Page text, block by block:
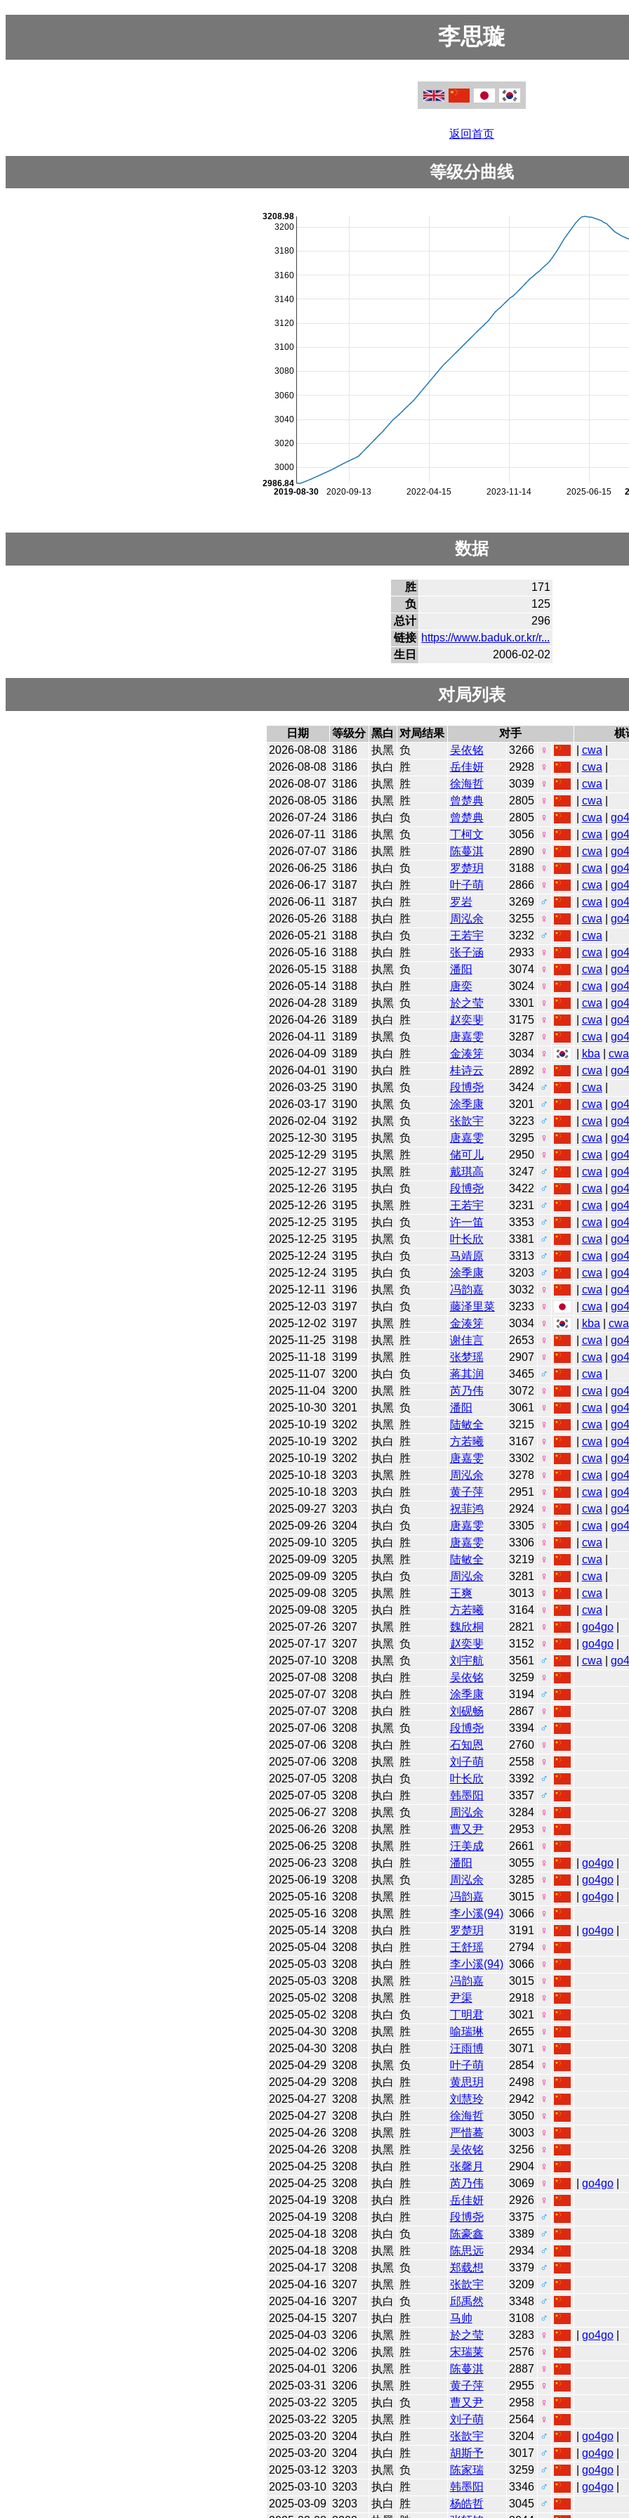
李思璇
返回首页
等级分曲线
2020-09-13 2022-04-15 2023-11-14 2025-06-15
2019-08-30
3000
3020
3040
3060
3080
3100
3120
3140
3160
3180
3200
2986.84
3208.98
数据
胜
171
负
125
总计
296
链接 https://www.baduk.or.kr/r...
生日
2006-02-02
对局列表
日期 等级分 黑白 对局结果 对手
棋
2026-08-08 3186 执黑 负 吴依铭 3266 ♀ cwa
2026-08-08 3186 执白 胜 岳佳妍 2928 ♀ cwa
2026-08-07 3186 执黑 胜 徐海哲 3039 ♀ cwa
2026-08-05 3186 执黑 胜 曾楚典 2805 ♀ cwa
2026-07-24 3186 执白 负 曾楚典 2805 ♀ cwa
2026-07-11 3186 执黑 负 丁柯文 3056 ♀ cwa
2026-07-07 3186 执黑 胜 陈蔓淇 2890 ♀ cwa
2026-06-25 3186 执白 负 罗楚玥 3188 ♀ cwa
2026-06-17 3187 执白 胜 叶子萌 2866 ♀ cwa
2026-06-11 3187 执白 胜 罗岩 3269 ♂ cwa
2026-05-26 3188 执白 胜 周泓余 3255 ♀ cwa
2026-05-21 3188 执白 负 王若宇 3232 ♂ cwa
2026-05-16 3188 执白 胜 张子涵 2933 ♀ cwa
2026-05-15 3188 执黑 负 潘阳 3074 ♀ cwa
2026-05-14 3188 执白 胜 唐奕 3024 ♀ cwa
2026-04-28 3189 执黑 负 於之莹 3301 ♀ cwa
2026-04-26 3189 执白 胜 赵奕斐 3175 ♀ cwa
2026-04-11 3189 执黑 负 唐嘉雯 3287 ♀ cwa
2026-04-09 3189 执白 胜 金湊笌 3034 ♀ kba cwa
2026-04-01 3190 执白 胜 桂诗云 2892 ♀ cwa
2026-03-25 3190 执黑 负 段博尧 3424 ♂ cwa
2026-03-17 3190 执黑 负 涂季康 3201 ♂ cwa
2026-02-04 3192 执黑 负 张歆宇 3223 ♂ cwa
2025-12-30 3195 执黑 负 唐嘉雯 3295 ♀ cwa
2025-12-29 3195 执黑 胜 储可儿 2950 ♀ cwa
2025-12-27 3195 执黑 胜 戴琪高 3247 ♂ cwa
2025-12-26 3195 执白 负 段博尧 3422 ♂ cwa
2025-12-26 3195 执黑 胜 王若宇 3231 ♂ cwa
2025-12-25 3195 执白 负 许一笛 3353 ♂ cwa
2025-12-25 3195 执黑 负 叶长欣 3381 ♂ cwa
2025-12-24 3195 执白 负 马靖原 3313 ♂ cwa
2025-12-24 3195 执白 负 涂季康 3203 ♂ cwa
2025-12-11 3196 执黑 负 冯韵嘉 3032 ♀ cwa
2025-12-03 3197 执白 负 藤泽里菜 3233 ♀ cwa
2025-12-02 3197 执黑 胜 金湊笌 3034 ♀ kba cwa
2025-11-25 3198 执黑 胜 谢佳言 2653 ♀ cwa
2025-11-18 3199 执黑 胜 张梦瑶 2907 ♀ cwa
2025-11-07 3200 执白 负 蒋其润 3465 ♂ cwa
2025-11-04 3200 执黑 胜 芮乃伟 3072 ♀ cwa
2025-10-30 3201 执黑 负 潘阳 3061 ♀ cwa
2025-10-19 3202 执黑 胜 陆敏全 3215 ♀ cwa
2025-10-19 3202 执白 胜 方若曦 3167 ♀ cwa
2025-10-19 3202 执白 胜 唐嘉雯 3302 ♀ cwa
2025-10-18 3203 执黑 胜 周泓余 3278 ♀ cwa
2025-10-18 3203 执白 胜 黄子萍 2951 ♀ cwa
2025-09-27 3203 执白 负 祝菲鸿 2924 ♀ cwa
2025-09-26 3204 执白 负 唐嘉雯 3305 ♀ cwa
2025-09-10 3205 执白 胜 唐嘉雯 3306 ♀ cwa
2025-09-09 3205 执黑 胜 陆敏全 3219 ♀ cwa
2025-09-09 3205 执白 负 周泓余 3281 ♀ cwa
2025-09-08 3205 执黑 胜 王爽 3013 ♀ cwa
2025-09-08 3205 执白 胜 方若曦 3164 ♀ cwa
2025-07-26 3207 执黑 胜 魏欣桐 2821 ♀ go4go|
2025-07-17 3207 执黑 负 赵奕斐 3152 ♀ go4go|
2025-07-10 3208 执黑 负 刘宇航 3561 ♂ cwa
2025-07-08 3208 执白 胜 吴依铭 3259
♀
2025-07-07 3208 执白 胜 涂季康 3194
♂
2025-07-07 3208 执白 胜 刘砚畅 2867
♀
2025-07-06 3208 执黑 负 段博尧 3394
♂
2025-07-06 3208 执白 胜 石知恩 2760
♀
2025-07-06 3208 执黑 胜 刘子萌 2558
♀
2025-07-05 3208 执白 负 叶长欣 3392
♂
2025-07-05 3208 执白 胜 韩墨阳 3357
♂
2025-06-27 3208 执黑 负 周泓余 3284
♀
2025-06-26 3208 执黑 胜 曹又尹 2953
♀
2025-06-25 3208 执黑 胜 汪美成 2661
♀
2025-06-23 3208 执白 胜 潘阳 3055 ♀ go4go|
2025-06-19 3208 执黑 负 周泓余 3285 ♀ go4go|
2025-05-16 3208 执黑 胜 冯韵嘉 3015 ♀ go4go|
2025-05-16 3208 执黑 胜 李小溪(94) 3066
♀
2025-05-14 3208 执白 胜 罗楚玥 3191 ♀ go4go|
2025-05-04 3208 执白 胜 王舒瑶 2794
♀
2025-05-03 3208 执白 胜 李小溪(94) 3066
♀
2025-05-03 3208 执黑 胜 冯韵嘉 3015
♀
2025-05-02 3208 执黑 胜 尹渠 2918
♀
2025-05-02 3208 执白 负 丁明君 3021
♀
2025-04-30 3208 执黑 胜 喻瑞琳 2655
♀
2025-04-30 3208 执白 胜 汪雨博 3071
♀
2025-04-29 3208 执黑 负 叶子萌 2854
♀
2025-04-29 3208 执白 胜 黄思玥 2498
♀
2025-04-27 3208 执黑 胜 刘慧玲 2942
♀
2025-04-27 3208 执白 胜 徐海哲 3050
♀
2025-04-26 3208 执黑 胜 严惜蓦 3003
♀
2025-04-26 3208 执黑 胜 吴依铭 3256
♀
2025-04-25 3208 执白 胜 张馨月 2904
♀
2025-04-25 3208 执白 胜 芮乃伟 3069 ♀ go4go|
2025-04-19 3208 执白 胜 岳佳妍 2926
♀
2025-04-19 3208 执白 胜 段博尧 3375
♂
2025-04-18 3208 执白 负 陈豪鑫 3389
♂
2025-04-18 3208 执黑 胜 陈思远 2934
♂
2025-04-17 3208 执黑 负 郑载想 3379
♂
2025-04-16 3207 执黑 胜 张歆宇 3209
♂
2025-04-16 3207 执白 负 邱禹然 3348
♂
2025-04-15 3207 执白 胜 马帅 3108
♂
2025-04-03 3206 执黑 胜 於之莹 3283 ♀ go4go|
2025-04-02 3206 执黑 胜 宋瑞莱 2576
♀
2025-04-01 3206 执黑 胜 陈蔓淇 2887
♀
2025-03-31 3206 执黑 胜 黄子萍 2955
♀
2025-03-22 3205 执白 负 曹又尹 2958
♀
2025-03-22 3205 执黑 胜 刘子萌 2564
♀
2025-03-20 3204 执白 胜 张歆宇 3204 ♂ go4go|
2025-03-20 3204 执白 胜 胡斯予 3017 ♂ go4go|
2025-03-12 3203 执黑 负 陈家瑞 3259 ♂ go4go|
2025-03-10 3203 执白 胜 韩墨阳 3346 ♂ go4go|
2025-03-09 3203 执白 胜 杨皓哲 3045
♂